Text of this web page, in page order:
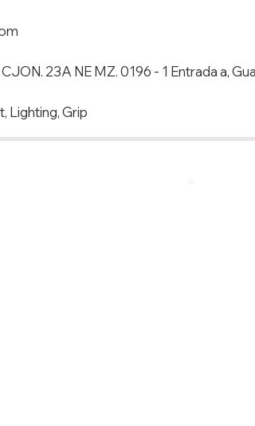
23A NE MZ. 0196 - 1 Entrada a,
Lighting, Grip